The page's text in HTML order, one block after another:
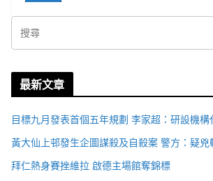
最新文章
目標九月發表首個五年規劃 李家超：研設機
黃大仙上邨發生企圖謀殺及自殺案 警方：疑
拜仁熱身賽挫維拉 啟德主場館奪錦標